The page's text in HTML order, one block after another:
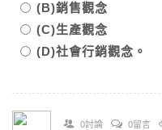
(B)銷售觀念
(C)生產觀念
(D)社會行銷觀念。
0討論 0留言